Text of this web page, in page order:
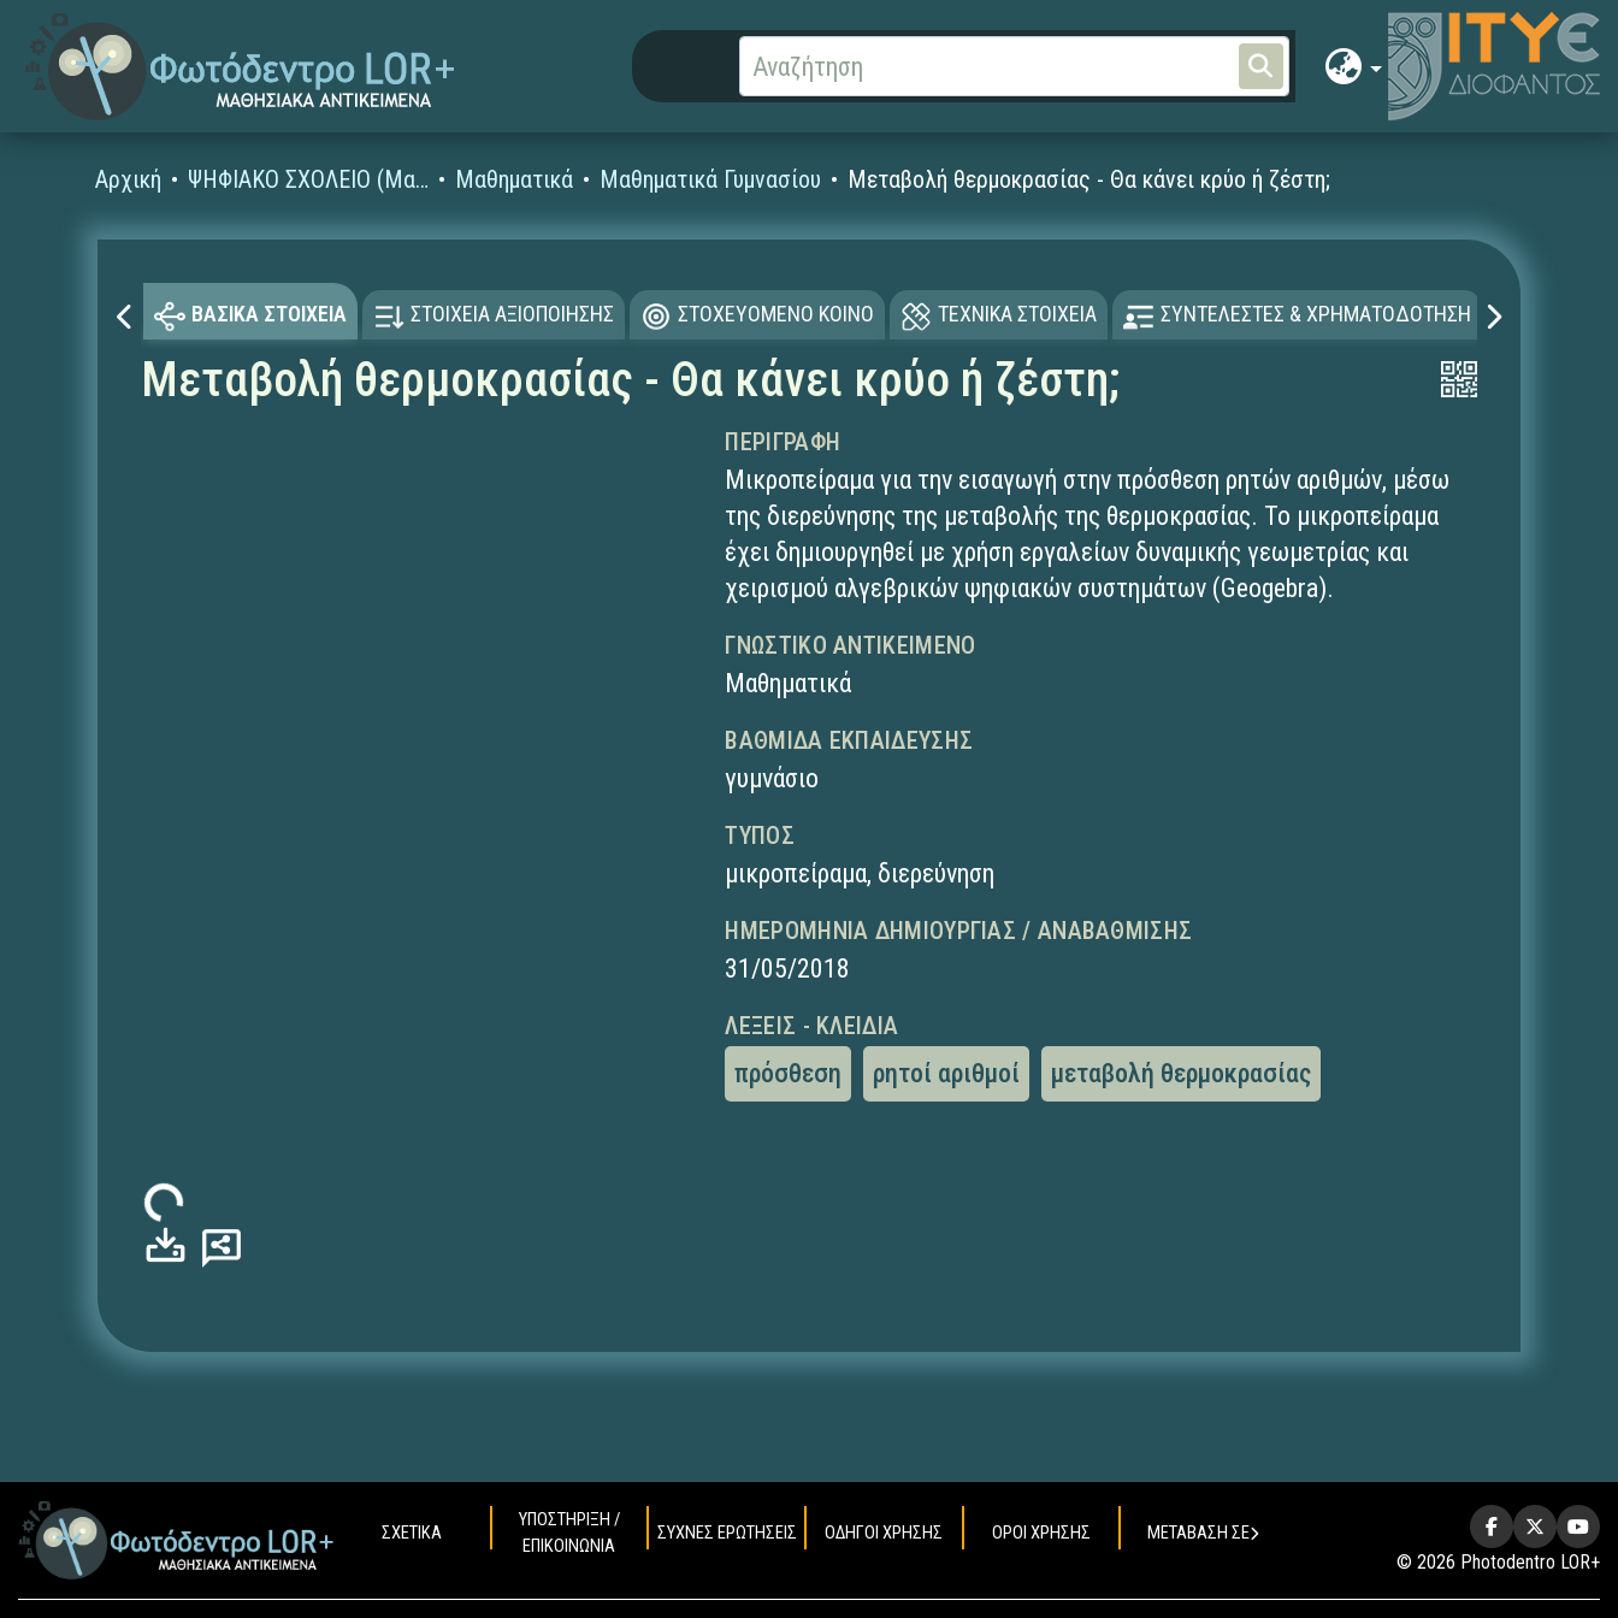
Αρχική ΨΗΦΙΑΚΟ ΣΧΟΛΕΙΟ (Μαθησιακά Αντικείμενα) Μαθηματικά Μαθηματικά Γυμνασίου Μεταβολή θερμοκρασίας - Θα κάνει κρύο ή ζέστη;
ΒΑΣΙΚΑ ΣΤΟΙΧΕΙΑ ΣΤΟΙΧΕΙΑ ΑΞΙΟΠΟΙΗΣΗΣ ΣΤΟΧΕΥΟΜΕΝΟ ΚΟΙΝΟ ΤΕΧΝΙΚΑ ΣΤΟΙΧΕΙΑ ΣΥΝΤΕΛΕΣΤΕΣ & ΧΡΗΜΑΤΟΔΟΤΗΣΗ
Μεταβολή θερμοκρασίας - Θα κάνει κρύο ή ζέστη;
Φόρτωση...
ΠΕΡΙΓΡΑΦΉ
Μικροπείραμα για την εισαγωγή στην πρόσθεση ρητών αριθμών, μέσω
της διερεύνησης της μεταβολής της θερμοκρασίας. To μικροπείραμα
έχει δημιουργηθεί με χρήση εργαλείων δυναμικής γεωμετρίας και
χειρισμού αλγεβρικών ψηφιακών συστημάτων (Geogebra).
ΓΝΩΣΤΙΚΌ ΑΝΤΙΚΕΊΜΕΝΟ
Μαθηματικά
ΒΑΘΜΊΔΑ ΕΚΠΑΊΔΕΥΣΗΣ
γυμνάσιο
ΤΎΠΟΣ
μικροπείραμα, διερεύνηση
ΗΜΕΡΟΜΗΝΊΑ ΔΗΜΙΟΥΡΓΊΑΣ / ΑΝΑΒΆΘΜΙΣΗΣ
31/05/2018
ΛΈΞΕΙΣ - ΚΛΕΙΔΙΆ
πρόσθεση ρητοί αριθμοί μεταβολή θερμοκρασίας
ΣΧΕΤΙΚΑ
ΥΠΟΣΤΗΡΙΞΗ /
ΕΠΙΚΟΙΝΩΝΙΑ
ΣΥΧΝΕΣ ΕΡΩΤΗΣΕΙΣ ΟΔΗΓΟΙ ΧΡΗΣΗΣ ΟΡΟΙ ΧΡΗΣΗΣ ΜΕΤΑΒΑΣΗ ΣΕ
© 2026 Photodentro LOR+